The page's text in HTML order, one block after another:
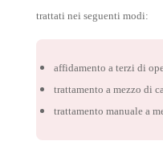
trattati nei seguenti modi:
affidamento a terzi di
trattamento a mezzo di
trattamento manuale a